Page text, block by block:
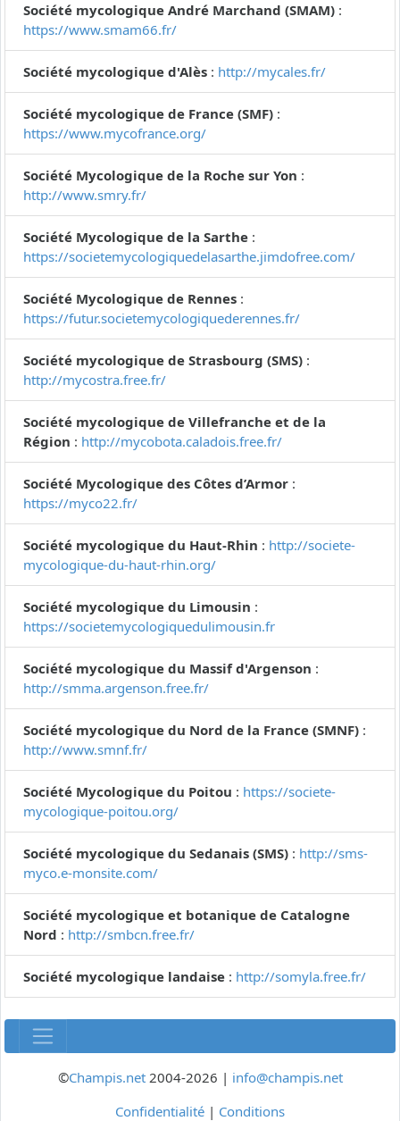
Société mycologique André Marchand (SMAM) :
https://www.smam66.fr/
Société mycologique d'Alès : http://mycales.fr/
Société mycologique de France (SMF) :
https://www.mycofrance.org/
Société Mycologique de la Roche sur Yon :
http://www.smry.fr/
Société Mycologique de la Sarthe :
https://societemycologiquedelasarthe.jimdofree.com/
Société Mycologique de Rennes :
https://futur.societemycologiquederennes.fr/
Société mycologique de Strasbourg (SMS) :
http://mycostra.free.fr/
Société mycologique de Villefranche et de la
Région : http://mycobota.caladois.free.fr/
Société Mycologique des Côtes d’Armor :
https://myco22.fr/
Société mycologique du Haut-Rhin : http://societe-
mycologique-du-haut-rhin.org/
Société mycologique du Limousin :
https://societemycologiquedulimousin.fr
Société mycologique du Massif d'Argenson :
http://smma.argenson.free.fr/
Société mycologique du Nord de la France (SMNF) :
http://www.smnf.fr/
Société Mycologique du Poitou : https://societe-
mycologique-poitou.org/
Société mycologique du Sedanais (SMS) : http://sms-
myco.e-monsite.com/
Société mycologique et botanique de Catalogne
Nord : http://smbcn.free.fr/
Société mycologique landaise : http://somyla.free.fr/
©Champis.net2004-2026 | info@champis.net
Confidentialité | Conditions